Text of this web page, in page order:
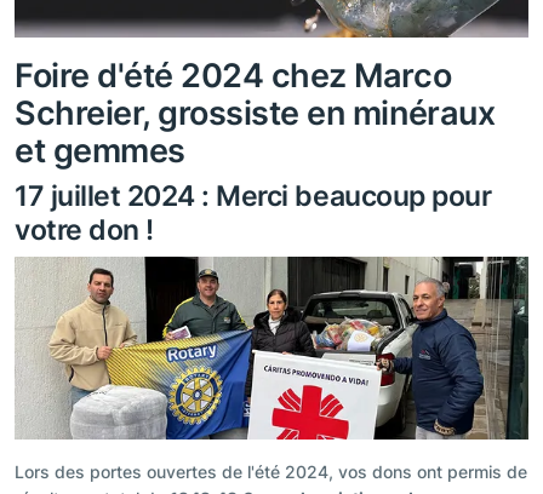
Foire d'été 2024 chez Marco
Schreier, grossiste en minéraux
et gemmes
17 juillet 2024 : Merci beaucoup pour
votre don !
Lors des portes ouvertes de l'été 2024, vos dons ont permis de